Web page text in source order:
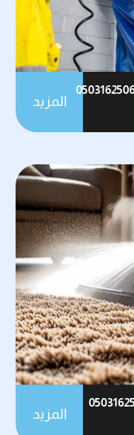
المزيد
المزيد